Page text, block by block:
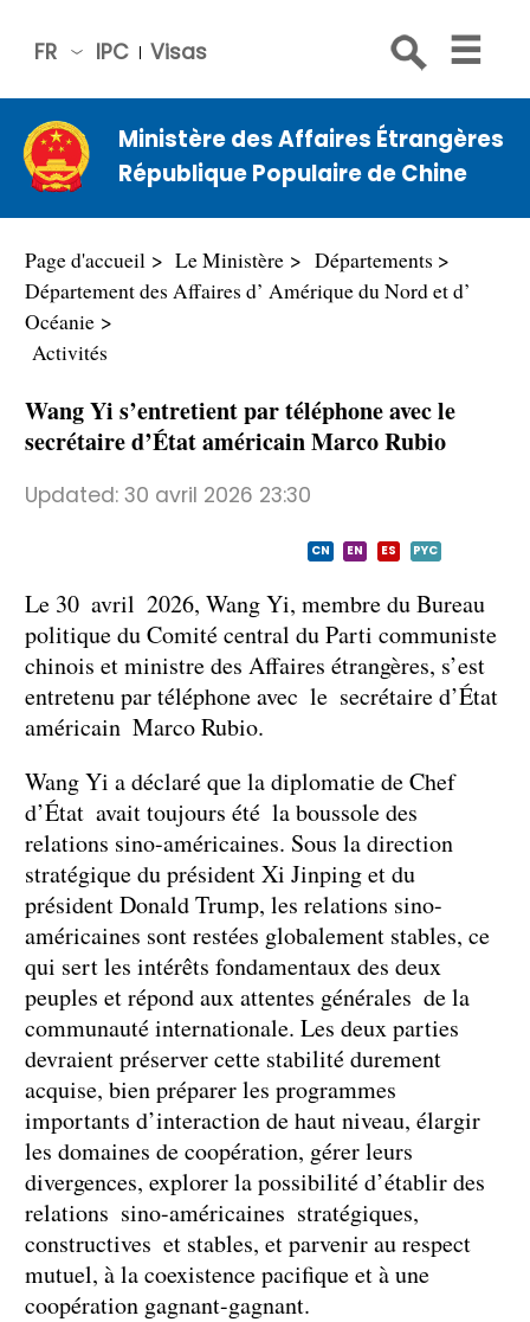
IPC Visas
FR
中文
Engli
sh
Русс
Espa
ñol
عربي
Ministère des Affaires Étrangères
République Populaire de Chine
Page d'accueil Le Ministère
Départements
Département des Affaires d’ Amérique du Nord et d’
Océanie
Activités
Wang Yi s’entretient par téléphone avec le
secrétaire d’État américain Marco Rubio
Updated: 30 avril 2026 23:30
CN EN ES PYC
Le 30 avril 2026, Wang Yi, membre du Bureau
politique du Comité central du Parti communiste
chinois et ministre des Affaires étrangères, s’est
entretenu par téléphone avec le secrétaire d’État
américain Marco Rubio.
Wang Yi a déclaré que la diplomatie de Chef
d’État avait toujours été la boussole des
relations sino-américaines. Sous la direction
stratégique du président Xi Jinping et du
président Donald Trump, les relations sino-
américaines sont restées globalement stables, ce
qui sert les intérêts fondamentaux des deux
peuples et répond aux attentes générales de la
communauté internationale. Les deux parties
devraient préserver cette stabilité durement
acquise, bien préparer les programmes
importants d’interaction de haut niveau, élargir
les domaines de coopération, gérer leurs
divergences, explorer la possibilité d’établir des
relations sino-américaines stratégiques,
constructives et stables, et parvenir au respect
mutuel, à la coexistence pacifique et à une
coopération gagnant-gagnant.